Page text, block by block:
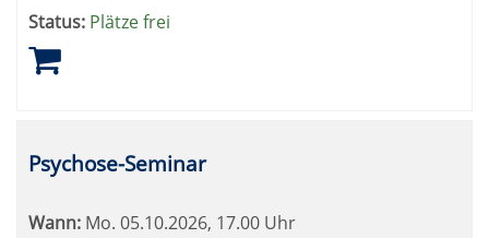
Status: Plätze frei
Psychose-Seminar
Wann: Mo. 05.10.2026, 17.00 Uhr